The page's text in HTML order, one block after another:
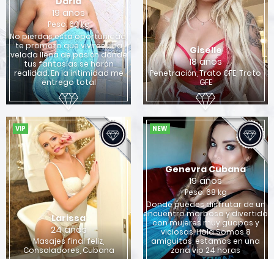
19 años
Peso: 60 kg
No pierdas esta oportunidad,
te prometo que vivirás una
velada llena de pasión donde
tus fantasías se harán
realidad. En la intimidad me
entrego total
Giselle
18 años
Penetración, Trato GFE, Trato
GFE
VIP
Larissa
24 años
Masajes final feliz,
Consoladores, Cubana
NEW
Genevra Cubana
19 años
Peso: 68 kg
Donde puedes disfrutar de un
encuentro morboso y divertido
con mujeres muy guapas y
viciosas. Hola Somos 8
amiguitas, estamos en una
zona vip 24 horas